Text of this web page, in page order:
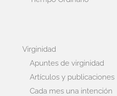
Virginidad
Apuntes de virginidad
Artículos y publicaciones
Cada mes una intención